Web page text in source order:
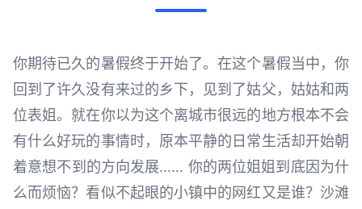
你期待已久的暑假终于开始了。在这个暑假当中，你
回到了许久没有来过的乡下，见到了姑父，姑姑和两
位表姐。就在你以为这个离城市很远的地方根本不会
有什么好玩的事情时，原本平静的日常生活却开始朝
着意想不到的方向发展…… 你的两位姐姐到底因为什
么而烦恼？看似不起眼的小镇中的网红又是谁？沙滩